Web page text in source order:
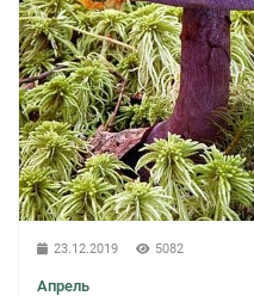
23.12.2019 5082
Апрель